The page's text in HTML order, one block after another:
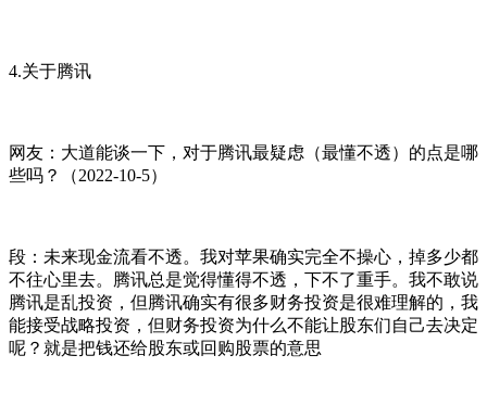
4.关于腾讯
网友：大道能谈一下，对于腾讯最疑虑（最懂不透）的点是哪
些吗？（2022-10-5）
段：未来现金流看不透。我对苹果确实完全不操心，掉多少都
不往心里去。腾讯总是觉得懂得不透，下不了重手。我不敢说
腾讯是乱投资，但腾讯确实有很多财务投资是很难理解的，我
能接受战略投资，但财务投资为什么不能让股东们自己去决定
呢？就是把钱还给股东或回购股票的意思